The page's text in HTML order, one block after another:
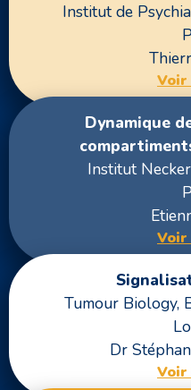
Institut de
Dynamique
Institut
Tumour Biology,
Dr